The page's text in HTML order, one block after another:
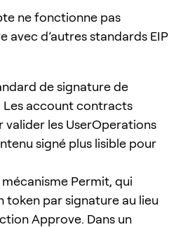
ne fonctionne pas
avec d’autres standards EIP
de signature de
Les account contracts
valider les UserOperations
signé plus lisible pour
Permit, qui
token par signature au lieu
Approve. Dans un